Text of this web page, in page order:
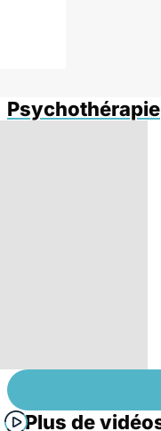
Psychothérapie
Plus de